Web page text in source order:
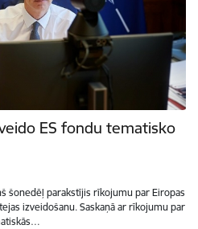
ES fondu tematisko
šonedēļ parakstījis rīkojumu par Eiropas
izveidošanu. Saskaņā ar rīkojumu par